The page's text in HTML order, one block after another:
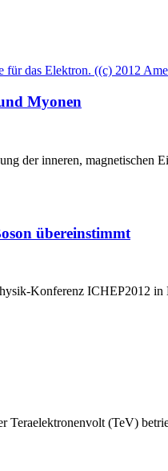
Myonen
der inneren,
übereinstimmt
Konferenz ICHEP2012
Teraelektronenvolt (TeV)